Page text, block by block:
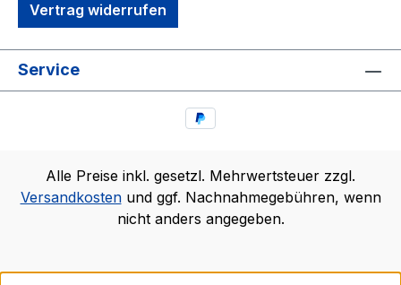
Vertrag widerrufen
Service
Alle Preise inkl. gesetzl. Mehrwertsteuer zzgl.
Versandkostenund ggf. Nachnahmegebühren, wenn
nicht anders angegeben.